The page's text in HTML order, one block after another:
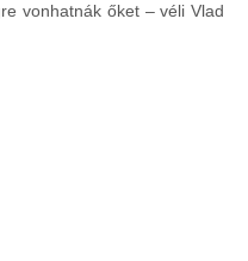
vonhatnák őket – véli Vlad